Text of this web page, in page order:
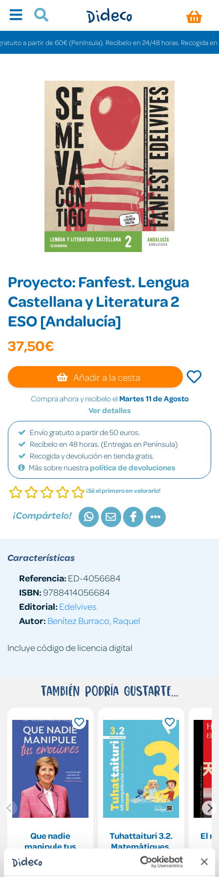
a partir de 60€ (Península). Recíbelo en 24/48 horas. Recogida en
Proyecto: Fanfest. Lengua
Castellana y Literatura 2
ESO [Andalucía]
37,50€
Añadir a la cesta
Compra ahora y recíbelo el Martes 11 de Agosto
Ver detalles
Envío gratuito a partir de 50 euros.
Recíbelo en 48 horas. (Entregas en Península)
Recogida y devolución en tienda gratis.
Más sobre nuestra política de devoluciones
¡Sé el primero en valorarlo!
¡Compártelo!
Incluye código de licencia digital
Características
Referencia: ED-4056684
ISBN:9788414056684
Editorial: Edelvives
Autor: Benítez Burraco, Raquel
También podría gustarte...
Que nadie
manipule tus
emociones
19,90€
Tuhattaituri 3.2.
Matemàtiques.
Llibre Fitxes. NE
25,24€
El